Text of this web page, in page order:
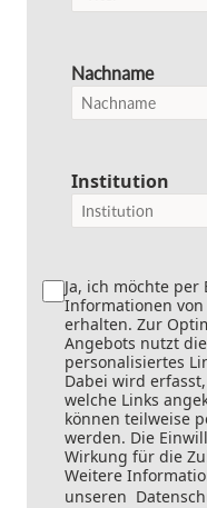
Nachname
Institution
Ja, ich möchte
Informationen
erhalten. Zur
Angebots nutzt
personalisiertes
Dabei wird
welche Links
können teilweise
werden. Die
Wirkung für die
Weitere
unseren